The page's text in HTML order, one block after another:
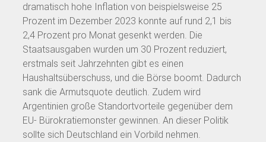
dramatisch hohe Inflation von beispielsweise 25
Prozent im Dezember 2023 konnte auf rund 2,1 bis
2,4 Prozent pro Monat gesenkt werden. Die
Staatsausgaben wurden um 30 Prozent reduziert,
erstmals seit Jahrzehnten gibt es einen
Haushaltsüberschuss, und die Börse boomt. Dadurch
sank die Armutsquote deutlich. Zudem wird
Argentinien große Standortvorteile gegenüber dem
EU- Bürokratiemonster gewinnen. An dieser Politik
sollte sich Deutschland ein Vorbild nehmen.